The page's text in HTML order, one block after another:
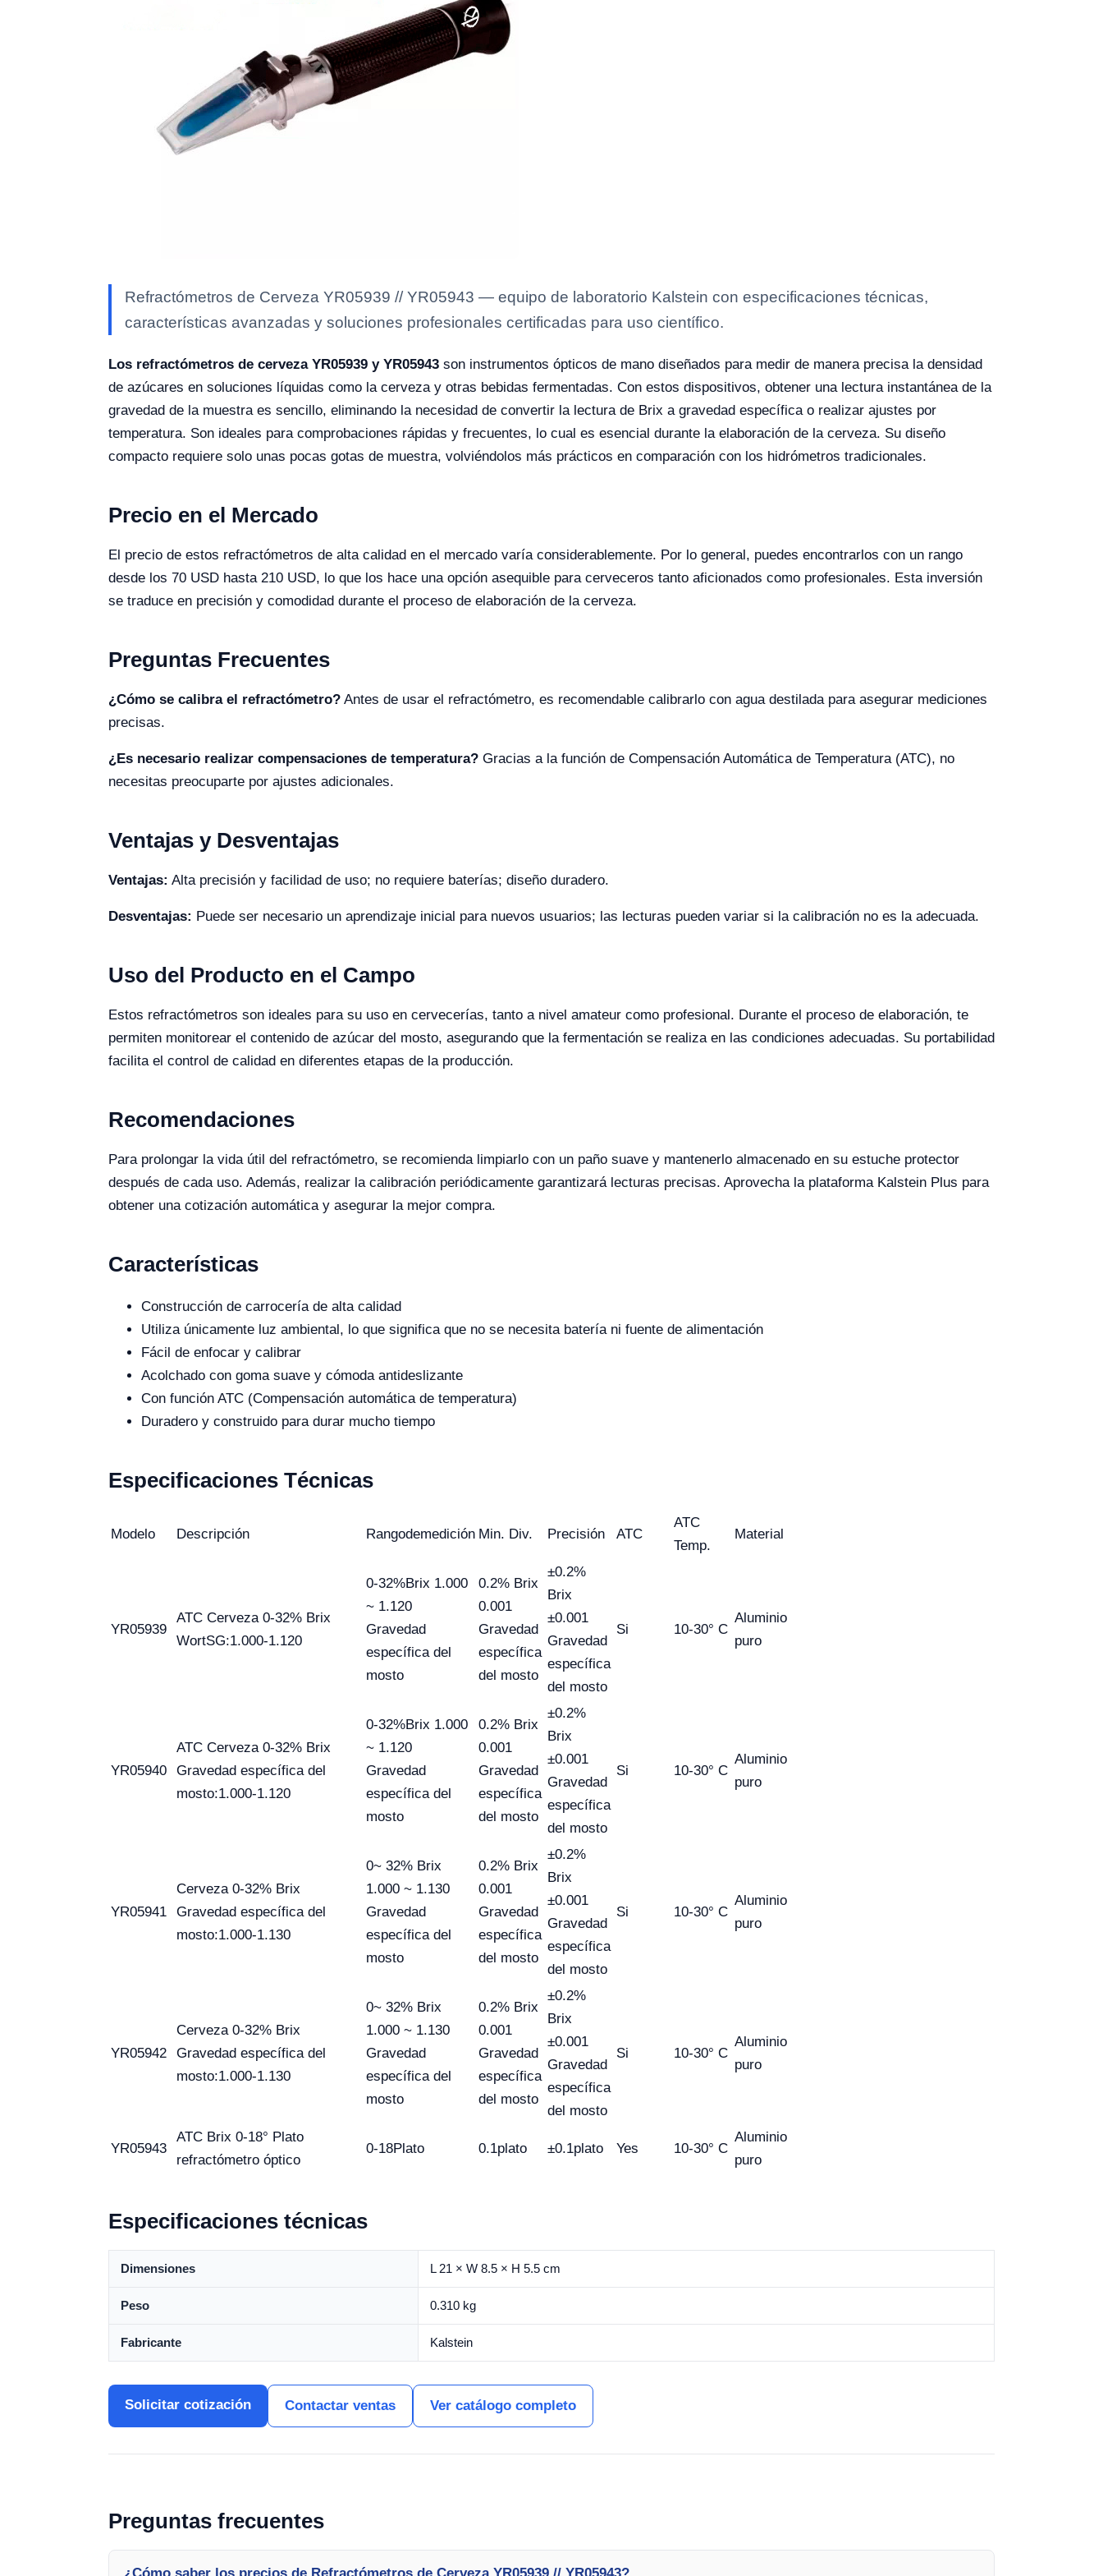
Refractómetros de Cerveza YR05939 // YR05943 — equipo de laboratorio Kalstein con especificaciones técnicas,
características avanzadas y soluciones profesionales certificadas para uso científico.
Los refractómetros de cerveza YR05939 y YR05943 son instrumentos ópticos de mano diseñados para medir de manera precisa la densidad
de azúcares en soluciones líquidas como la cerveza y otras bebidas fermentadas. Con estos dispositivos, obtener una lectura instantánea de la
gravedad de la muestra es sencillo, eliminando la necesidad de convertir la lectura de Brix a gravedad específica o realizar ajustes por
temperatura. Son ideales para comprobaciones rápidas y frecuentes, lo cual es esencial durante la elaboración de la cerveza. Su diseño
compacto requiere solo unas pocas gotas de muestra, volviéndolos más prácticos en comparación con los hidrómetros tradicionales.
Precio en el Mercado
El precio de estos refractómetros de alta calidad en el mercado varía considerablemente. Por lo general, puedes encontrarlos con un rango
desde los 70 USD hasta 210 USD, lo que los hace una opción asequible para cerveceros tanto aficionados como profesionales. Esta inversión
se traduce en precisión y comodidad durante el proceso de elaboración de la cerveza.
Preguntas Frecuentes
¿Cómo se calibra el refractómetro? Antes de usar el refractómetro, es recomendable calibrarlo con agua destilada para asegurar mediciones
precisas.
¿Es necesario realizar compensaciones de temperatura? Gracias a la función de Compensación Automática de Temperatura (ATC), no
necesitas preocuparte por ajustes adicionales.
Ventajas y Desventajas
Ventajas: Alta precisión y facilidad de uso; no requiere baterías; diseño duradero.
Desventajas: Puede ser necesario un aprendizaje inicial para nuevos usuarios; las lecturas pueden variar si la calibración no es la adecuada.
Uso del Producto en el Campo
Estos refractómetros son ideales para su uso en cervecerías, tanto a nivel amateur como profesional. Durante el proceso de elaboración, te
permiten monitorear el contenido de azúcar del mosto, asegurando que la fermentación se realiza en las condiciones adecuadas. Su portabilidad
facilita el control de calidad en diferentes etapas de la producción.
Recomendaciones
Para prolongar la vida útil del refractómetro, se recomienda limpiarlo con un paño suave y mantenerlo almacenado en su estuche protector
después de cada uso. Además, realizar la calibración periódicamente garantizará lecturas precisas. Aprovecha la plataforma Kalstein Plus para
obtener una cotización automática y asegurar la mejor compra.
Características
Construcción de carrocería de alta calidad
Utiliza únicamente luz ambiental, lo que significa que no se necesita batería ni fuente de alimentación
Fácil de enfocar y calibrar
Acolchado con goma suave y cómoda antideslizante
Con función ATC (Compensación automática de temperatura)
Duradero y construido para durar mucho tiempo
Especificaciones Técnicas
Modelo Descripción Rangodemedición Min. Div. Precisión ATC
ATC
Temp.
Material
YR05939
ATC Cerveza 0-32% Brix
WortSG:1.000-1.120
0-32%Brix 1.000
~ 1.120
Gravedad
específica del
mosto
0.2% Brix
0.001
Gravedad
específica
del mosto
±0.2%
Brix
±0.001
Gravedad
específica
del mosto
Si 10-30° C
Aluminio
puro
YR05940
ATC Cerveza 0-32% Brix
Gravedad específica del
mosto:1.000-1.120
0-32%Brix 1.000
~ 1.120
Gravedad
específica del
mosto
0.2% Brix
0.001
Gravedad
específica
del mosto
±0.2%
Brix
±0.001
Gravedad
específica
del mosto
Si 10-30° C
Aluminio
puro
YR05941
Cerveza 0-32% Brix
Gravedad específica del
mosto:1.000-1.130
0~ 32% Brix
1.000 ~ 1.130
Gravedad
específica del
mosto
0.2% Brix
0.001
Gravedad
específica
del mosto
±0.2%
Brix
±0.001
Gravedad
específica
del mosto
Si 10-30° C
Aluminio
puro
YR05942
Cerveza 0-32% Brix
Gravedad específica del
mosto:1.000-1.130
0~ 32% Brix
1.000 ~ 1.130
Gravedad
específica del
mosto
0.2% Brix
0.001
Gravedad
específica
del mosto
±0.2%
Brix
±0.001
Gravedad
específica
del mosto
Si 10-30° C
Aluminio
puro
YR05943
ATC Brix 0-18° Plato
refractómetro óptico
0-18Plato 0.1plato ±0.1plato Yes 10-30° C
Aluminio
puro
Especificaciones técnicas
Dimensiones L 21 × W 8.5 × H 5.5 cm
Peso 0.310 kg
Fabricante Kalstein
Solicitar cotización Contactar ventas Ver catálogo completo
Preguntas frecuentes